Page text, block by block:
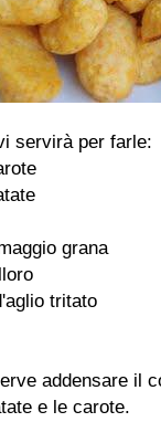
servirà per farle:
grana
tritato
addensare il
e le carote.